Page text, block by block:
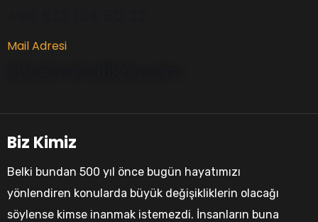
Mail Adresi
Biz Kimiz
Belki bundan 500 yıl önce bugün hayatımızı
yönlendiren konularda büyük değişikliklerin olacağı
söylense kimse inanmak istemezdi. İnsanların buna